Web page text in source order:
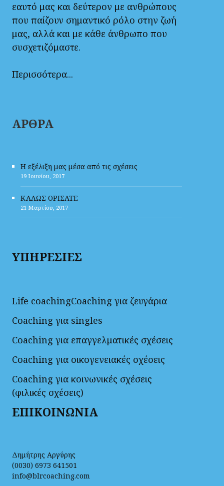
εαυτό μας και δεύτερον με ανθρώπους
που παίζουν σημαντικό ρόλο στην ζωή
μας, αλλά και με κάθε άνθρωπο που
συσχετιζόμαστε.
Περισσότερα...
ΑΡΘΡΑ
Η εξέλιξη μας μέσα από τις σχέσεις
19 Ιουνίου, 2017
ΚΑΛΩΣ ΟΡΙΣΑΤΕ
21 Μαρτίου, 2017
ΥΠΗΡΕΣΙΕΣ
Life coachingCoaching για ζευγάρια
Coaching για singles
Coaching για επαγγελματικές σχέσεις
Coaching για οικογενειακές σχέσεις
Coaching για κοινωνικές σχέσεις
(φιλικές σχέσεις)
ΕΠΙΚΟΙΝΩΝΙΑ
Δημήτρης Αργύρης
(0030) 6973 641501
info@blrcoaching.com